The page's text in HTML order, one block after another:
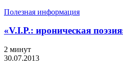
Полезная информация
«V.I.P.: ироническая
2 минут
30.07.2013